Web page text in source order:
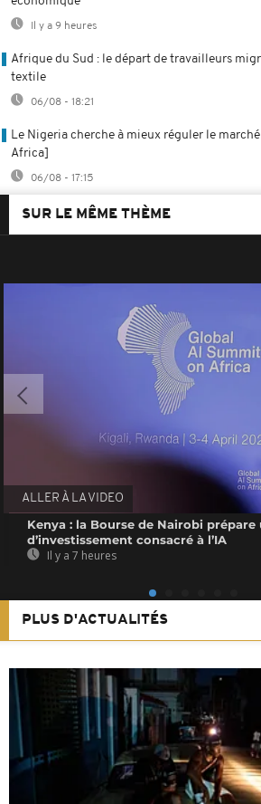
Il y a 9 heures
Afrique du Sud : le départ de travailleurs
textile
06/08 - 18:21
Le Nigeria cherche à mieux réguler le
Africa]
06/08 - 17:15
SUR LE MÊME THÈME
ALLER À LA VIDEO
Kenya : la Bourse de Nairobi prépare
d’investissement consacré à l’IA
Il y a 7 heures
PLUS D'ACTUALITÉS